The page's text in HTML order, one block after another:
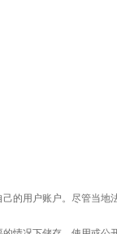
的用户账户。尽管当地